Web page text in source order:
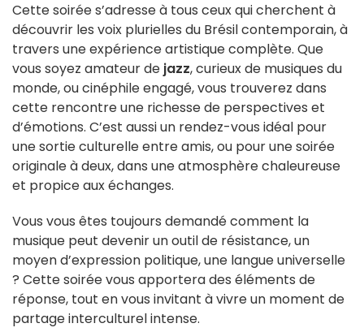
Cette soirée s’adresse à tous ceux qui cherchent à
découvrir les voix plurielles du Brésil contemporain, à
travers une expérience artistique complète. Que
vous soyez amateur de jazz, curieux de musiques du
monde, ou cinéphile engagé, vous trouverez dans
cette rencontre une richesse de perspectives et
d’émotions. C’est aussi un rendez-vous idéal pour
une sortie culturelle entre amis, ou pour une soirée
originale à deux, dans une atmosphère chaleureuse
et propice aux échanges.
Vous vous êtes toujours demandé comment la
musique peut devenir un outil de résistance, un
moyen d’expression politique, une langue universelle
? Cette soirée vous apportera des éléments de
réponse, tout en vous invitant à vivre un moment de
partage interculturel intense.